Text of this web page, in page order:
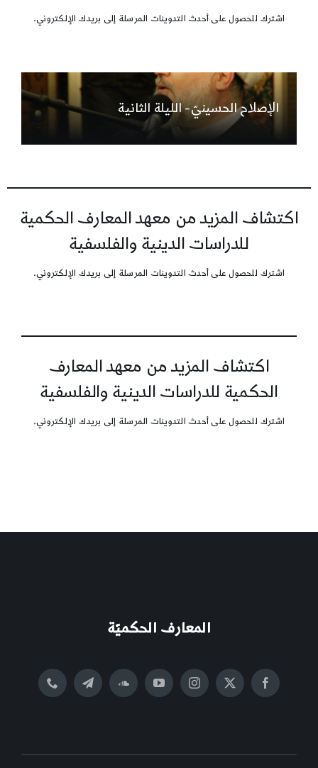
اشترك للحصول على أحدث التدوينات المرسلة إلى بريدك الإلكتروني.
الإصلاح الحسينيّ- الليلة الثانية
اكتشاف المزيد من معهد المعارف الحكمية
للدراسات الدينية والفلسفية
اشترك للحصول على أحدث التدوينات المرسلة إلى بريدك الإلكتروني.
اكتشاف المزيد من معهد المعارف
الحكمية للدراسات الدينية والفلسفية
اشترك للحصول على أحدث التدوينات المرسلة إلى بريدك الإلكتروني.
المعارف الحكميّة